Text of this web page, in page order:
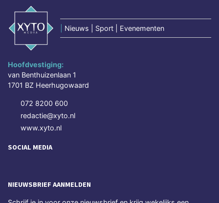
Nieuws | Sport | Evenementen
Hoofdvestiging:
van Benthuizenlaan 1
1701 BZ Heerhugowaard
072 8200 600
redactie@xyto.nl
www.xyto.nl
SOCIAL MEDIA
NIEUWSBRIEF AANMELDEN